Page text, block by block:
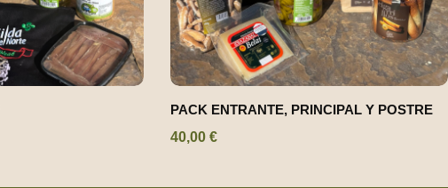
PACK ENTRANTE, PRINCIPAL Y POSTRE
40,00 €